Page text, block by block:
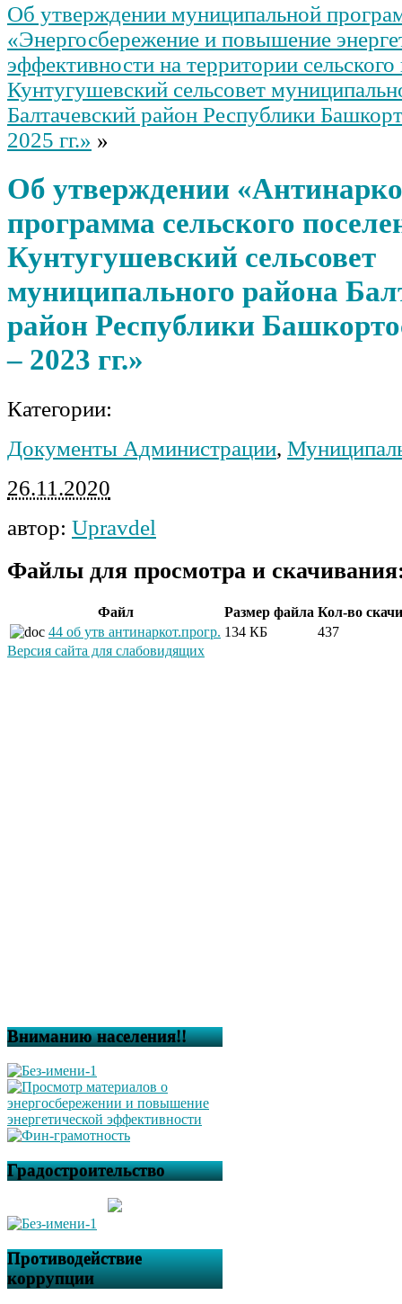
Об утверждении муниципальной
«Энергосбережение и повышение
эффективности на территории сельского
Кунтугушевский сельсовет
Балтачевский район Республики
2025 гг.» »
Об утверждении
программа сельского
Кунтугушевский сельсовет
муниципального района
район Республики
– 2023 гг.»
Категории:
Документы Администрации,
26.11.2020
автор: Upravdel
Файлы для просмотра и
Файл Размер файла Кол-во
44 об утв антинаркот.прогр. 134 КБ
437
Версия сайта для слабовидящих
Вниманию населения!!
Градостроительство
Противодействие
коррупции